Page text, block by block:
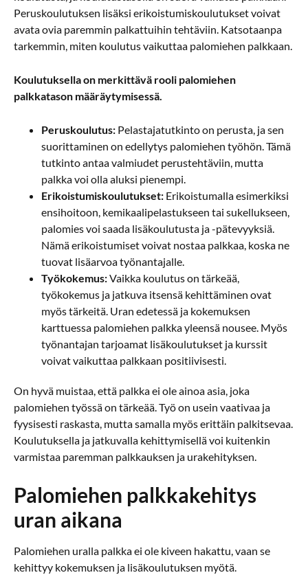
Peruskoulutuksen lisäksi erikoistumiskoulutukset voivat
avata ovia paremmin palkattuihin tehtäviin. Katsotaanpa
tarkemmin, miten koulutus vaikuttaa palomiehen palkkaan.
Koulutuksella on merkittävä rooli palomiehen
palkkatason määräytymisessä.
Peruskoulutus: Pelastajatutkinto on perusta, ja sen
suorittaminen on edellytys palomiehen työhön. Tämä
tutkinto antaa valmiudet perustehtäviin, mutta
palkka voi olla aluksi pienempi.
Erikoistumiskoulutukset: Erikoistumalla esimerkiksi
ensihoitoon, kemikaalipelastukseen tai sukellukseen,
palomies voi saada lisäkoulutusta ja -pätevyyksiä.
Nämä erikoistumiset voivat nostaa palkkaa, koska ne
tuovat lisäarvoa työnantajalle.
Työkokemus:Vaikka koulutus on tärkeää,
työkokemus ja jatkuva itsensä kehittäminen ovat
myös tärkeitä. Uran edetessä ja kokemuksen
karttuessa palomiehen palkka yleensä nousee. Myös
työnantajan tarjoamat lisäkoulutukset ja kurssit
voivat vaikuttaa palkkaan positiivisesti.
On hyvä muistaa, että palkka ei ole ainoa asia, joka
palomiehen työssä on tärkeää. Työ on usein vaativaa ja
fyysisesti raskasta, mutta samalla myös erittäin palkitsevaa.
Koulutuksella ja jatkuvalla kehittymisellä voi kuitenkin
varmistaa paremman palkkauksen ja urakehityksen.
Palomiehen palkkakehitys
uran aikana
Palomiehen uralla palkka ei ole kiveen hakattu, vaan se
kehittyy kokemuksen ja lisäkoulutuksen myötä.